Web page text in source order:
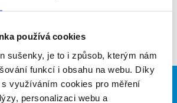
používá cookies
sušenky, je to i způsob, kterým nám
funkcí i obsahu na webu. Díky
využíváním cookies pro měření
personalizaci webu a
Firmy